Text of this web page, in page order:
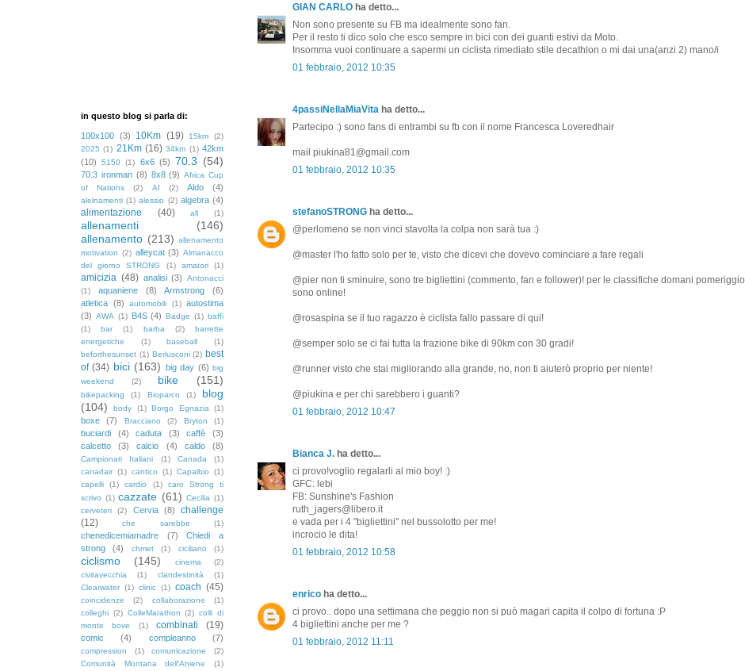
GIAN CARLO ha detto...
Non sono presente su FB ma idealmente sono fan.
Per il resto ti dico solo che esco sempre in bici con dei guanti estivi da Moto.
Insomma vuoi continuare a sapermi un ciclista rimediato stile decathlon o mi dai una(anzi 2) mano/i
01 febbraio, 2012 10:35
4passiNellaMiaVita ha detto...
Partecipo :) sono fans di entrambi su fb con il nome Francesca Loveredhair
mail piukina81@gmail.com
01 febbraio, 2012 10:35
stefanoSTRONG ha detto...
@perlomeno se non vinci stavolta la colpa non sarà tua :)
@master l'ho fatto solo per te, visto che dicevi che dovevo cominciare a fare regali
@pier non ti sminuire, sono tre bigliettini (commento, fan e follower)! per le classifiche domani pomeriggio
sono online!
@rosaspina se il tuo ragazzo è ciclista fallo passare di qui!
@semper solo se ci fai tutta la frazione bike di 90km con 30 gradi!
@runner visto che stai migliorando alla grande, no, non ti aiuterò proprio per niente!
@piukina e per chi sarebbero i guanti?
01 febbraio, 2012 10:47
Bianca J. ha detto...
ci provo!voglio regalarli al mio boy! :)
GFC: lebi
FB: Sunshine's Fashion
ruth_jagers@libero.it
e vada per i 4 "bigliettini" nel bussolotto per me!
incrocio le dita!
01 febbraio, 2012 10:58
enrico ha detto...
ci provo.. dopo una settimana che peggio non si può magari capita il colpo di fortuna :P
4 bigliettini anche per me ?
01 febbraio, 2012 11:11
in questo blog si parla di:
100x100 (3) 10Km (19) 15km
(2)
2025 (1) 21Km (16) 34km (1) 42km
(10)
5150 (1) 6x6 (5) 70.3 (54)
70.3 ironman (8) 8x8 (9) Africa Cup
of Nations
(2) AI (2) Aldo (4)
alelnamenti (1) alessio (2) algebra (4)
alimentazione (40) all (1)
allenamenti
(146)
allenamento (213) allenamento
motivation (2) alleycat (3) Almanacco
del giorno STRONG
(1) amatori (1)
amicizia (48) analisi (3)
Antonacci
(1)
aquaniene (8) Armstrong
(6)
atletica (8) automobili (1) autostima
(3) AWA (1) B4S (4) Badge (1) baffi
(1)
bar (1) barba (2)
barrette
energetiche
(1) baseball
(1)
beforthesunset (1) Berlusconi (2) best
of (34) bici (163) big day (6) big
weekend
(2) bike (151)
bikepacking (1) Bioparco (1)
blog
(104)
body (1) Borgo Egnazia (1)
boxe (7) Bracciano (2) Bryton (1)
buciardi (4) caduta (3) caffè
(3)
calcetto
(3) calcio (4) caldo (8)
Campionati Italiani (1) Canada
(1)
canadair (1) cantico (1) Capalbio
(1)
capelli
(1) cardio (1)
caro Strong ti
scrivo (1) cazzate (61) Cecilia (1)
cerveteri
(2) Cervia (8)
challenge
(12)
che sarebbe (1)
chenedicemiamadre (7)
Chiedi a
strong
(4) chmet (1) ciciliano (1)
ciclismo (145) cinema
(2)
civitavecchia
(1) clandestinità
(1)
Clearwater (1) clinic (1) coach (45)
coincidenze (2) collaborazione
(1)
colleghi (2) ColleMarathon (2) colli di
monte bove
(1) combinati (19)
comic (4) compleanno (7)
compression (1) comunicazione
(2)
Comunità Montana dell'Aniene
(1)